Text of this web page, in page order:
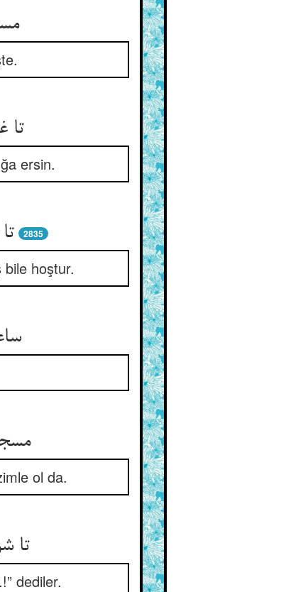
تا
ersin.
2835
bile hoştur.
ol da.
تا
dediler.